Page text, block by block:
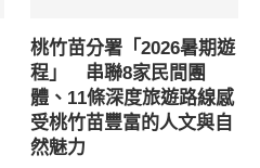
桃竹苗分署「2026暑期遊
程」 串聯8家民間團
體、11條深度旅遊路線感
受桃竹苗豐富的人文與自
然魅力